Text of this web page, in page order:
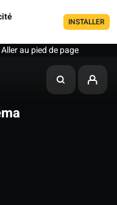
INSTALLER
Aller au pied de page